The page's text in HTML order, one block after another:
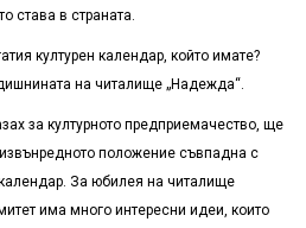
става в страната.
културен календар, който имате?
на читалище „Надежда“.
за културното предприемачество, ще
положение съвпадна с
За юбилея на читалище
има много интересни идеи, които